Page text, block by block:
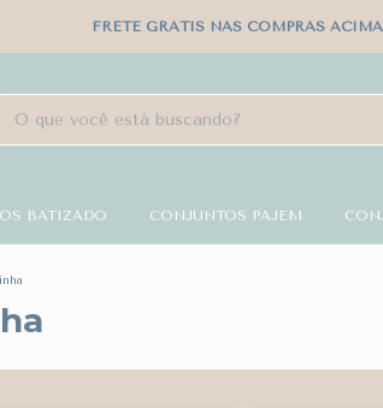
FRETE GRÁTIS NAS COMPRAS
BATIZADO CONJUNTOS PAJEM